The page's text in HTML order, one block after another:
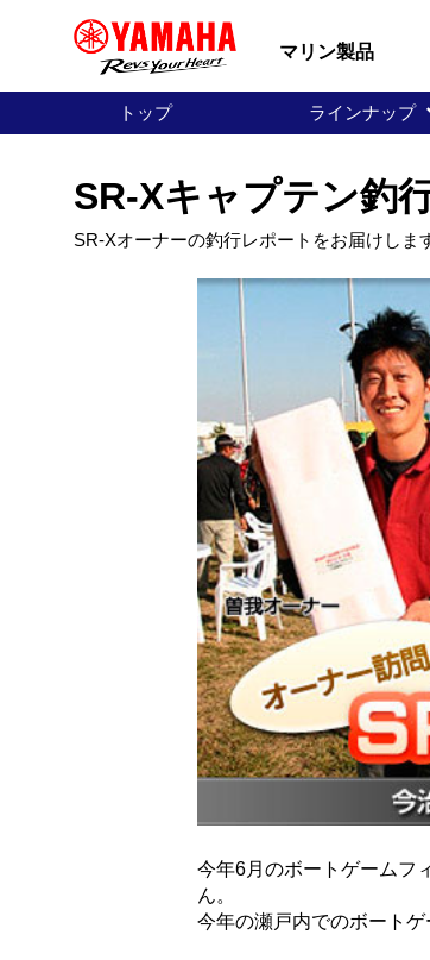
マリン製品
トップ ラインナップ
SR-Xキャプテン釣
SR-Xオーナーの釣行レポートをお届けしま
今年6月のボートゲームフ
ん。
今年の瀬戸内でのボート